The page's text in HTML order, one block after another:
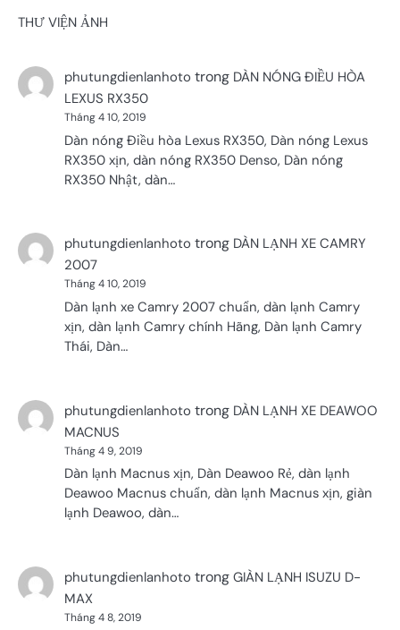
THƯ VIỆN ẢNH
phutungdienlanhoto trong DÀN NÓNG ĐIỀU HÒA
LEXUS RX350
Tháng 4 10, 2019
Dàn nóng Điều hòa Lexus RX350, Dàn nóng Lexus
RX350 xịn, dàn nóng RX350 Denso, Dàn nóng
RX350 Nhật, dàn…
phutungdienlanhoto trong DÀN LẠNH XE CAMRY
2007
Tháng 4 10, 2019
Dàn lạnh xe Camry 2007 chuẩn, dàn lạnh Camry
xịn, dàn lạnh Camry chính Hãng, Dàn lạnh Camry
Thái, Dàn…
phutungdienlanhoto trong DÀN LẠNH XE DEAWOO
MACNUS
Tháng 4 9, 2019
Dàn lạnh Macnus xịn, Dàn Deawoo Rẻ, dàn lạnh
Deawoo Macnus chuẩn, dàn lạnh Macnus xịn, giàn
lạnh Deawoo, dàn…
phutungdienlanhoto trong GIÀN LẠNH ISUZU D-
MAX
Tháng 4 8, 2019